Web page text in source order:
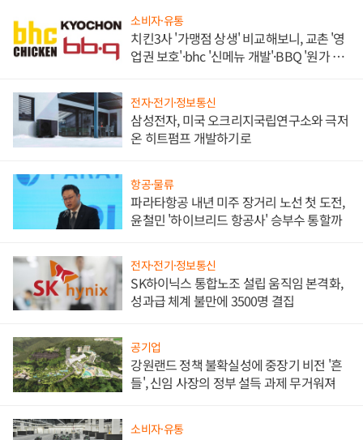
소비자·유통
치킨3사 '가맹점 상생' 비교해보니, 교촌 '영
업권 보호'·bhc '신메뉴 개발'·BBQ '원가 부
전자·전기·정보통신
삼성전자, 미국 오크리지국립연구소와 극저
온 히트펌프 개발하기로
항공·물류
파라타항공 내년 미주 장거리 노선 첫 도전,
윤철민 '하이브리드 항공사' 승부수 통할까
전자·전기·정보통신
SK하이닉스 통합노조 설립 움직임 본격화,
성과급 체계 불만에 3500명 결집
공기업
강원랜드 정책 불확실성에 중장기 비전 '흔
들', 신임 사장의 정부 설득 과제 무거워져
소비자·유통